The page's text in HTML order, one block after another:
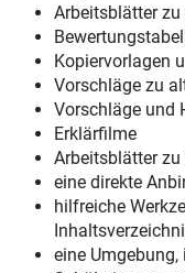
Arbeitsblätter zu
Kopiervorlagen
Vorschläge zu
Vorschläge und
Erklärfilme
Arbeitsblätter
eine direkte
hilfreiche
eine